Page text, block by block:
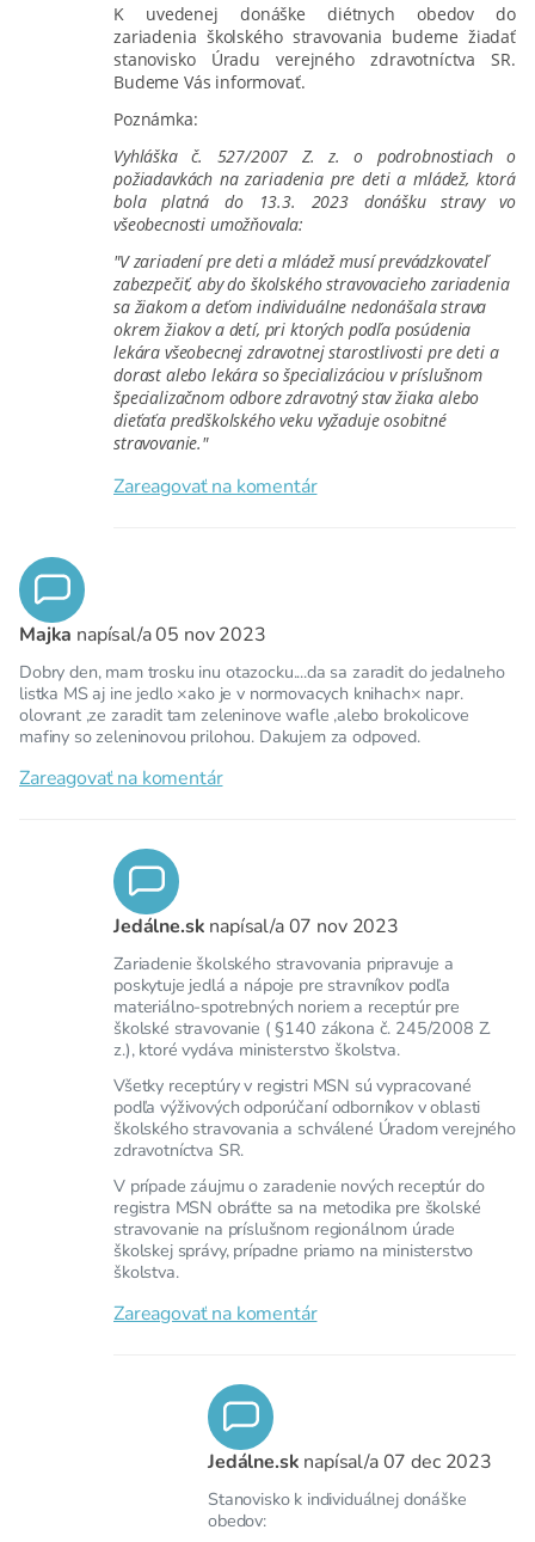
K uvedenej donáške diétnych obedov do
zariadenia školského stravovania budeme žiadať
stanovisko Úradu verejného zdravotníctva SR.
Budeme Vás informovať.
Poznámka:
Vyhláška č. 527/2007 Z. z. o podrobnostiach o
požiadavkách na zariadenia pre deti a mládež, ktorá
bola platná do 13.3. 2023 donášku stravy vo
všeobecnosti umožňovala:
"V zariadení pre deti a mládež musí prevádzkovateľ
zabezpečiť, aby do školského stravovacieho zariadenia
sa žiakom a deťom individuálne nedonášala strava
okrem žiakov a detí, pri ktorých podľa posúdenia
lekára všeobecnej zdravotnej starostlivosti pre deti a
dorast alebo lekára so špecializáciou v príslušnom
špecializačnom odbore zdravotný stav žiaka alebo
dieťaťa predškolského veku vyžaduje osobitné
stravovanie."
Zareagovať na komentár
Majka napísal/a05 nov 2023
Dobry den, mam trosku inu otazocku....da sa zaradit do jedalneho
listka MS aj ine jedlo ×ako je v normovacych knihach× napr.
olovrant ,ze zaradit tam zeleninove wafle ,alebo brokolicove
mafiny so zeleninovou prilohou. Dakujem za odpoved.
Zareagovať na komentár
Jedálne.sk napísal/a07 nov 2023
Zariadenie školského stravovania pripravuje a
poskytuje jedlá a nápoje pre stravníkov podľa
materiálno-spotrebných noriem a receptúr pre
školské stravovanie ( §140 zákona č. 245/2008 Z.
z.), ktoré vydáva ministerstvo školstva.
Všetky receptúry v registri MSN sú vypracované
podľa výživových odporúčaní odborníkov v oblasti
školského stravovania a schválené Úradom verejného
zdravotníctva SR.
V prípade záujmu o zaradenie nových receptúr do
registra MSN obráťte sa na metodika pre školské
stravovanie na príslušnom regionálnom úrade
školskej správy, prípadne priamo na ministerstvo
školstva.
Zareagovať na komentár
Jedálne.sk napísal/a07 dec 2023
Stanovisko k individuálnej donáške
obedov: